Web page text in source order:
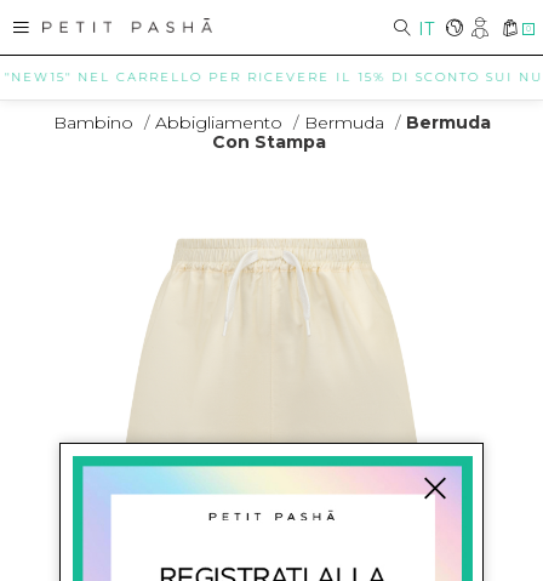
IT 0
NEL CARRELLO PER RICEVERE IL 15% DI SCONTO SUI
Bambino / Abbigliamento / Bermuda / Bermuda
Con Stampa